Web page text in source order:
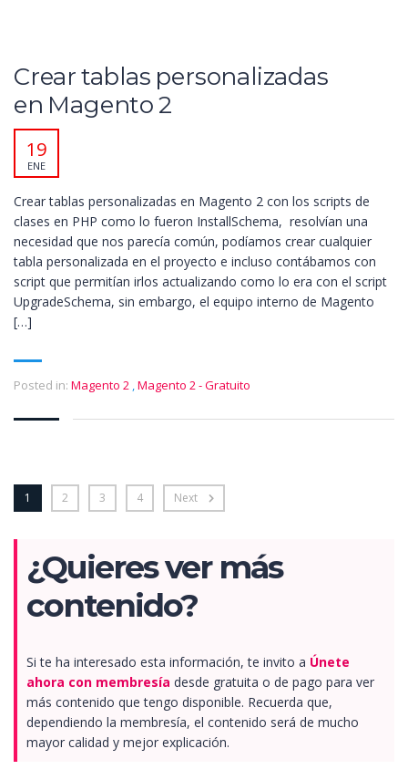
Crear tablas personalizadas
en Magento 2
19
ENE
Crear tablas personalizadas en Magento 2 con los scripts de
clases en PHP como lo fueron InstallSchema, resolvían una
necesidad que nos parecía común, podíamos crear cualquier
tabla personalizada en el proyecto e incluso contábamos con
script que permitían irlos actualizando como lo era con el script
UpgradeSchema, sin embargo, el equipo interno de Magento
[…]
Posted in: Magento 2 ,Magento 2 - Gratuito
1 2 3 4 Next
¿Quieres ver más
contenido?
Si te ha interesado esta información, te invito a Únete
ahora con membresía desde gratuita o de pago para ver
más contenido que tengo disponible. Recuerda que,
dependiendo la membresía, el contenido será de mucho
mayor calidad y mejor explicación.